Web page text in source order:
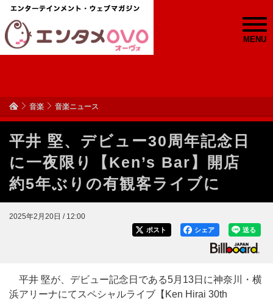
MENU
音楽 音楽ニュース
平井 堅、デビュー30周年記念日
に一夜限り【Ken’s Bar】開店
約5年ぶりの有観客ライブに
2025年2月20日 / 12:00
送る
シェア
ポスト
平井 堅が、デビュー記念日である5月13日に神奈川・横
浜アリーナにてスペシャルライブ【Ken Hirai 30th